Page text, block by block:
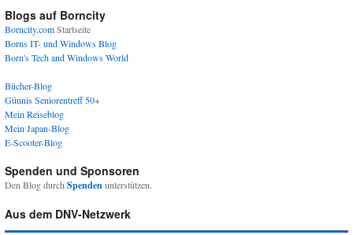
Blogs auf Borncity
Borncity.comStartseite
Borns IT- und Windows Blog
Born's Tech and Windows World
Bücher-Blog
Günnis Seniorentreff 50+
Mein Reiseblog
Mein Japan-Blog
E-Scooter-Blog
Spenden und Sponsoren
Den Blog durchSpendenunterstützen.
Aus dem DNV-Netzwerk